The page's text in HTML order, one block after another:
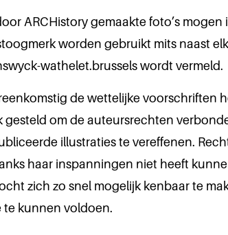
ARCHistory gemaakte foto’s
worden gebruikt mits naast
wathelet.brussels wordt vermeld.
de wettelijke voorschriften
gesteld om de auteursrechten
illustraties te vereffenen.
haar inspanningen niet heeft
zich zo snel mogelijk kenbaar te
te kunnen voldoen.